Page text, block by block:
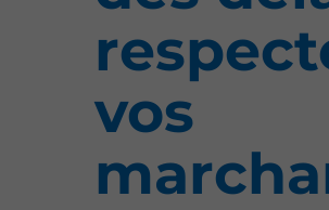
vos